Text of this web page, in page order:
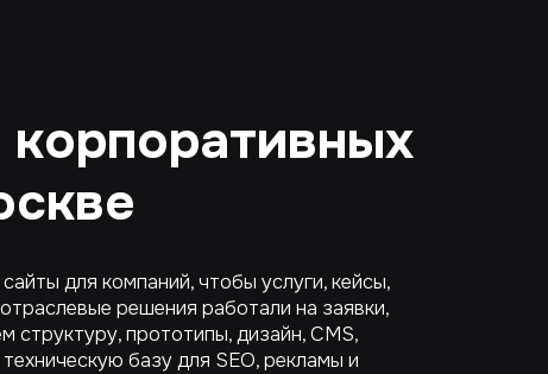
корпоративных
для компаний, чтобы услуги, кейсы,
решения работали на заявки,
структуру, прототипы, дизайн, CMS,
базу для SEO, рекламы и